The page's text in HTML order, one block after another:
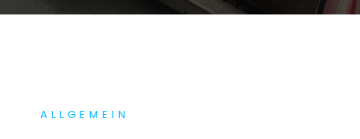
ALLGEMEIN